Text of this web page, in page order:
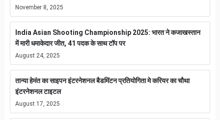
November 8, 2025
India Asian Shooting Championship 2025: भारत ने कजाखस्तान
में मारी धमाकेदार जीत, 41 पदक के साथ टॉप पर
August 24, 2025
तान्या हेमंत का साइपन इंटरनेशनल बैडमिंटन प्रतियोगिता मे करियर का चौथा
इंटरनेशनल टाइटल
August 17, 2025